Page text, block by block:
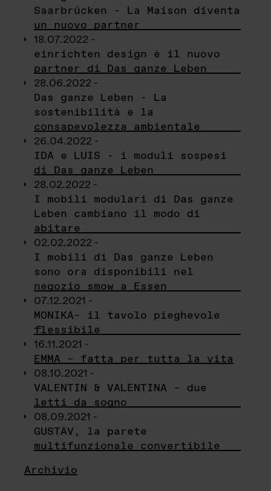
Saarbrücken - La Maison diventa
un nuovo partner
18.07.2022 -
einrichten design è il nuovo
partner di Das ganze Leben
28.06.2022 -
Das ganze Leben - La
sostenibilità e la
consapevolezza ambientale
26.04.2022 -
IDA e LUIS - i moduli sospesi
di Das ganze Leben
28.02.2022 -
I mobili modulari di Das ganze
Leben cambiano il modo di
abitare
02.02.2022 -
I mobili di Das ganze Leben
sono ora disponibili nel
negozio smow a Essen
07.12.2021 -
MONIKA– il tavolo pieghevole
flessibile
16.11.2021 -
EMMA – fatta per tutta la vita
08.10.2021 -
VALENTIN & VALENTINA – due
letti da sogno
08.09.2021 -
GUSTAV, la parete
multifunzionale convertibile
Archivio